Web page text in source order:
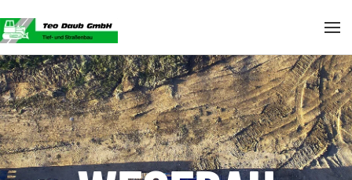
Skip to main content